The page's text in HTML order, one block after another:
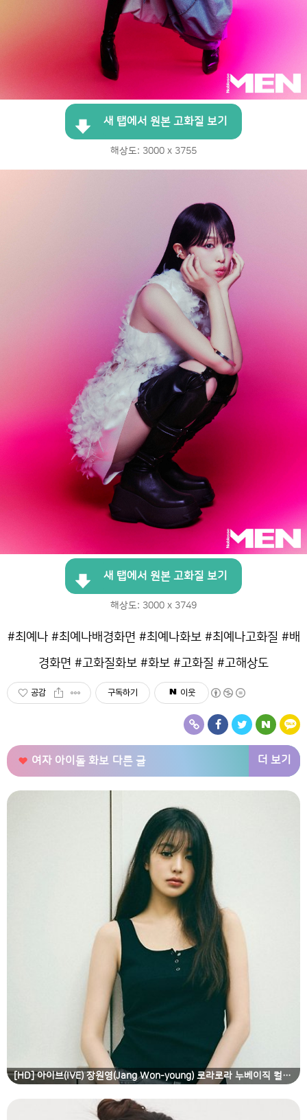
새 탭에서 원본 고화질 보기
해상도: 3000 x 3755
새 탭에서 원본 고화질 보기
해상도: 3000 x 3749
#최예나 #최예나배경화면 #최예나화보 #최예나고화질 #배
경화면 #고화질화보 #화보 #고화질 #고해상도
공감 구독하기 이웃
여자 아이돌 화보 다른 글 더 보기
[HD] 아이브(IVE) 장원영(Jang Won-young) 로라로라 누베이직 컬렉션 고화질 화보